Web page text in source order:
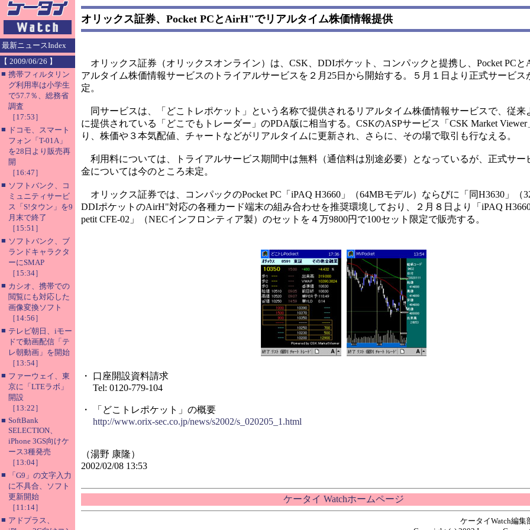
最新ニュースIndex
【 2009/06/26 】
■ 携帯フィルタリン
グ利用率は小学生
で57.7％、総務省
調査
［17:53］
■ ドコモ、スマート
フォン「T-01A」
を28日より販売再
開
［16:47］
■ ソフトバンク、コ
ミュニティサービ
ス「S!タウン」を9
月末で終了
［15:51］
■ ソフトバンク、ブ
ランドキャラクタ
ーにSMAP
［15:34］
■ カシオ、携帯での
閲覧にも対応した
画像変換ソフト
［14:56］
■ テレビ朝日、iモー
ドで動画配信「テ
レ朝動画」を開始
［13:54］
■ ファーウェイ、東
京に「LTEラボ」
開設
［13:22］
■ SoftBank
SELECTION、
iPhone 3GS向けケ
ース3種発売
［13:04］
■
「G9」の文字入力
に不具合、ソフト
更新開始
［11:14］
■ アドプラス、
オリックス証券、Pocket PCとAirH"でリアルタイム株価情報提供
オリックス証券（オリックスオンライン）は、CSK、DDIポケット、コンパックと提携し、Pocket PCと
アルタイム株価情報サービスのトライアルサービスを２月25日から開始する。５月１日より正式サービス
定。
同サービスは、「どこトレポケット」という名称で提供されるリアルタイム株価情報サービスで、従来
に提供されている「どこでもトレーダー」のPDA版に相当する。CSKのASPサービス「CSK Market
り、株価や３本気配値、チャートなどがリアルタイムに更新され、さらに、その場で取引も行なえる。
利用料については、トライアルサービス期間中は無料（通信料は別途必要）となっているが、正式サー
金については今のところ未定。
オリックス証券では、コンパックのPocket PC「iPAQ H3660」（64MBモデル）ならびに「同H3630」（
DDIポケットのAirH"対応の各種カード端末の組み合わせを推奨環境しており、２月８日より「iPAQ
petit CFE-02」（NECインフロンティア製）のセットを４万9800円で100セット限定で販売する。
・ 口座開設資料請求
Tel: 0120-779-104
・ 「どこトレポケット」の概要
http://www.orix-sec.co.jp/news/s2002/s_020205_1.html
（湯野 康隆）
2002/02/08 13:53
ケータイ Watchホームページ
ケータイWatch編